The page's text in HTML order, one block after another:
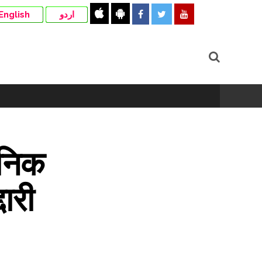
اردو